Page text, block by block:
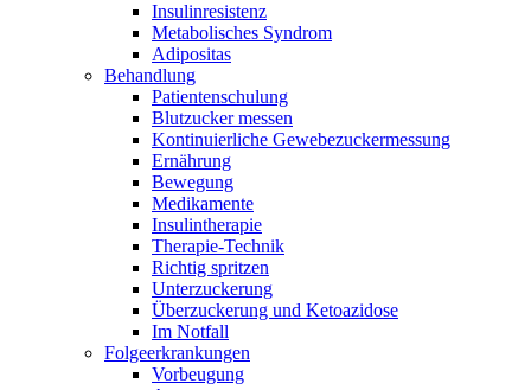
Insulinresistenz
Metabolisches Syndrom
Adipositas
Behandlung
Patientenschulung
Blutzucker messen
Kontinuierliche Gewebezuckermessung
Ernährung
Bewegung
Medikamente
Insulintherapie
Therapie-Technik
Richtig spritzen
Unterzuckerung
Überzuckerung und Ketoazidose
Im Notfall
Folgeerkrankungen
Vorbeugung